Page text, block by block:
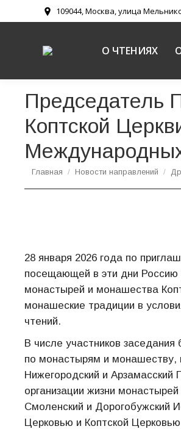
109044, Москва, улица
О ЧТЕНИЯХ
Председатель
Коптской
Вы здесь:
Главная Новости направлений
28 января 2026 года по
посещающей в эти дни Россию
монастырей и монашества
монашеские традиции в
чтений.
В числе участников
по монастырям и монашеству,
Нижегородский и Арзамасский
организации жизни
Смоленский и Дорогобужский
Церковью и Коптской